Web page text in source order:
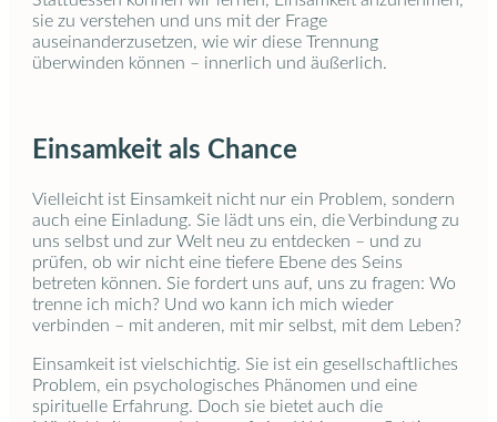
sie zu verstehen und uns mit der Frage
auseinanderzusetzen, wie wir diese Trennung
überwinden können – innerlich und äußerlich.
Einsamkeit als Chance
Vielleicht ist Einsamkeit nicht nur ein Problem, sondern
auch eine Einladung. Sie lädt uns ein, die Verbindung zu
uns selbst und zur Welt neu zu entdecken – und zu
prüfen, ob wir nicht eine tiefere Ebene des Seins
betreten können. Sie fordert uns auf, uns zu fragen: Wo
trenne ich mich? Und wo kann ich mich wieder
verbinden – mit anderen, mit mir selbst, mit dem Leben?
Einsamkeit ist vielschichtig. Sie ist ein gesellschaftliches
Problem, ein psychologisches Phänomen und eine
spirituelle Erfahrung. Doch sie bietet auch die